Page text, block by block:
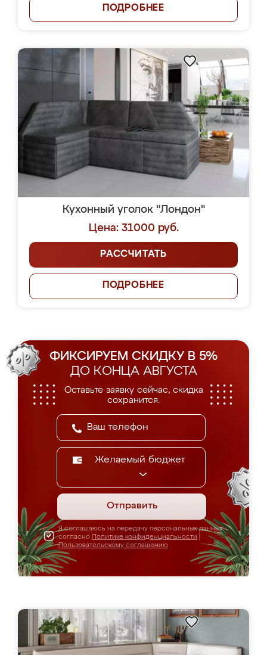
ПОДРОБНЕЕ
Кухонный уголок "Лондон"
Цена: 31000 руб.
РАССЧИТАТЬ
ПОДРОБНЕЕ
ФИКСИРУЕМ СКИДКУ В 5%
ДО КОНЦА АВГУСТА
Оставьте заявку сейчас, скидка
сохранится.
Желаемый бюджет
Отправить
Я соглашаюсь на передачу персональных данных
согласно Политике конфиденциальности
Пользовательскому соглашению